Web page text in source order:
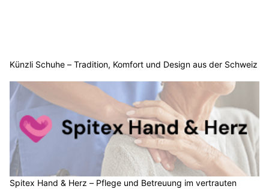
Künzli Schuhe – Tradition, Komfort und Design aus der Schweiz
Spitex Hand & Herz – Pflege und Betreuung im vertrauten